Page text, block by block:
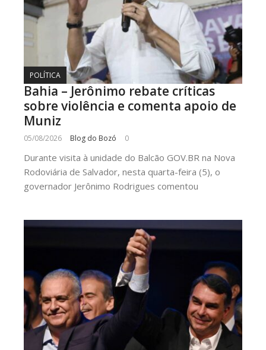
POLÍTICA
Bahia – Jerônimo rebate críticas
sobre violência e comenta apoio de
Muniz
05/08/2026 Blog do Bozó 0
Durante visita à unidade do Balcão GOV.BR na Nova
Rodoviária de Salvador, nesta quarta-feira (5), o
governador Jerônimo Rodrigues comentou